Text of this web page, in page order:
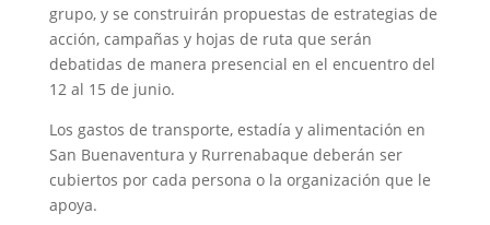
grupo, y se construirán propuestas de estrategias de
acción, campañas y hojas de ruta que serán
debatidas de manera presencial en el encuentro del
12 al 15 de junio.
Los gastos de transporte, estadía y alimentación en
San Buenaventura y Rurrenabaque deberán ser
cubiertos por cada persona o la organización que le
apoya.